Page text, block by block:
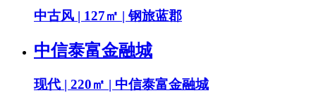
中古风 | 127㎡ | 钢旅蓝郡
中信泰富金融城
现代 | 220㎡ | 中信泰富金融城